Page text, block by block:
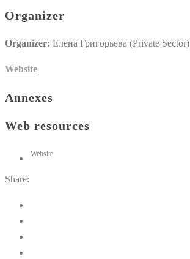
Organizer
Organizer: Елена Григорьева (Private Sector)
Website
Annexes
Web resources
Website
Share: